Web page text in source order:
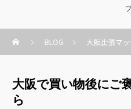
BLOG 大阪出張マ
大阪で買い物後にご
ら